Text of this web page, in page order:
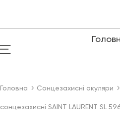
Головна Сонцезахисні окуляри
сонцезахисні SAINT LAURENT SL